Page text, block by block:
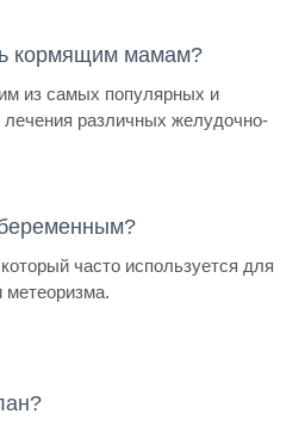
кормящим мамам?
из самых популярных и
различных желудочно-
часто используется для
метеоризма.